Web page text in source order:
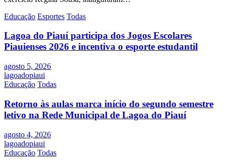
Educação Esportes Todas
Lagoa do Piauí participa dos Jogos Escolares
Piauienses 2026 e incentiva o esporte estudantil
agosto 5, 2026
lagoadopiaui
Educação Todas
Retorno às aulas marca início do segundo semestre
letivo na Rede Municipal de Lagoa do Piauí
agosto 4, 2026
lagoadopiaui
Educação Todas